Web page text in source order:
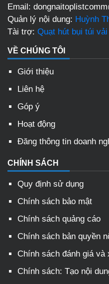
Email:
Quản lý nội dung: Huỳnh
Tài trợ: Quạt hút bụi túi
VỀ CHÚNG TÔI
Giới thiệu
Liên hệ
Góp ý
Hoạt động
Đăng thông tin doanh
CHÍNH SÁCH
Quy định sử dụng
Chính sách bảo mật
Chính sách quảng cáo
Chính sách bản quyền
Chính sách đánh giá và
Chính sách: Tạo nội